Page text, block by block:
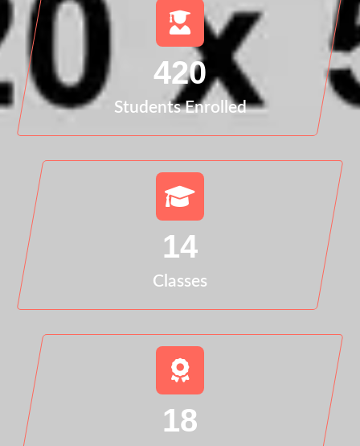
420
Students Enrolled
14
Classes
18